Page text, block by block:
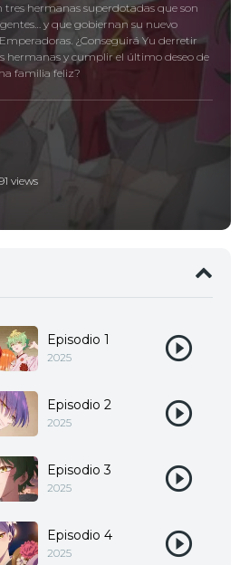
tres hermanas superdotadas que son
y que gobiernan su nuevo
¿Conseguirá Yu derretir
hermanas y cumplir el último deseo de
familia feliz?
views
Episodio 1
2025
Episodio 2
2025
Episodio 3
2025
Episodio 4
2025